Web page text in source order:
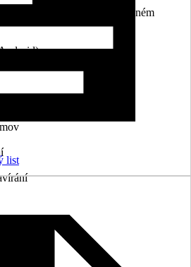
<200 m (testováno v otevřeném
list